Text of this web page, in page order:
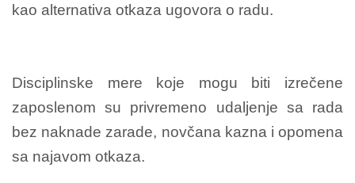
kao alternativa otkaza ugovora o radu.
Disciplinske mere koje mogu biti izrečene
zaposlenom su privremeno udaljenje sa rada
bez naknade zarade, novčana kazna i opomena
sa najavom otkaza.